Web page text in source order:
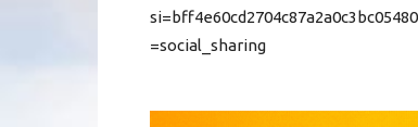
=social_sharing